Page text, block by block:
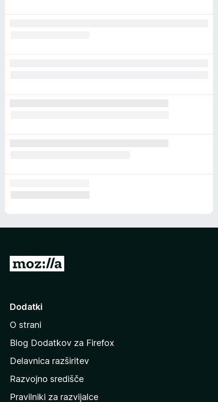
P
d
n
a
o
m
a
Dodatki
O strani
Blog Dodatkov za Firefox
Delavnica razširitev
Razvojno središče
Pravilniki za razvijalce